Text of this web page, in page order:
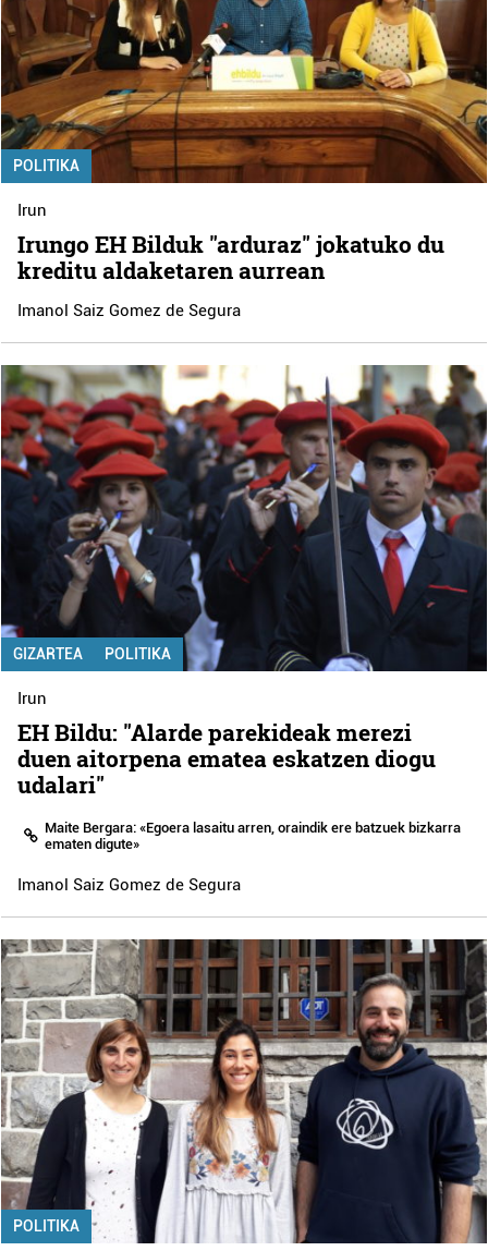
POLITIKA
Irun
Irungo EH Bilduk "arduraz" jokatuko du
kreditu aldaketaren aurrean
Imanol Saiz Gomez de Segura
GIZARTEA POLITIKA
Irun
EH Bildu: "Alarde parekideak merezi
duen aitorpena ematea eskatzen diogu
udalari"
Maite Bergara: «Egoera lasaitu arren, oraindik ere batzuek bizkarra
ematen digute»
Imanol Saiz Gomez de Segura
POLITIKA